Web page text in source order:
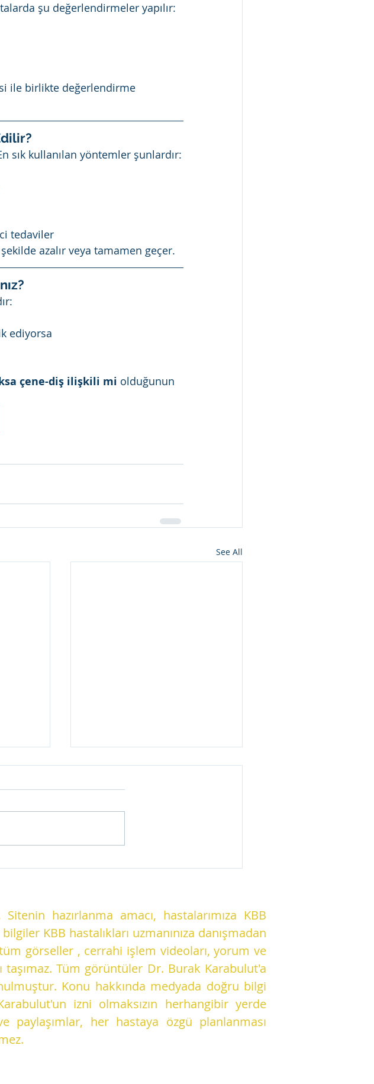
şu değerlendirmeler yapılır:
ile birlikte değerlendirme
sık kullanılan yöntemler şunlardır:
tedaviler
azalır veya tamamen geçer.
ediyorsa
çene-diş ilişkili mi olduğunun
See All
Kulak çınlaması neden
hazırlanma amacı, hastalarımıza KBB
KBB hastalıkları uzmanınıza danışmadan
görseller , cerrahi işlem videoları, yorum ve
Tüm görüntüler Dr. Burak Karabulut'a
Konu hakkında medyada doğru bilgi
izni olmaksızın herhangibir yerde
paylaşımlar, her hastaya özgü planlanması